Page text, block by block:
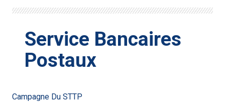
Service Bancaires
Postaux
Campagne Du STTP